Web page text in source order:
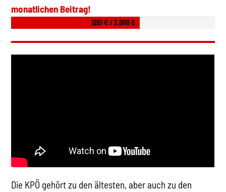
monatlichen Beitrag!
1261 € / 2.000 €
Die KPÖ gehört zu den ältesten, aber auch zu den